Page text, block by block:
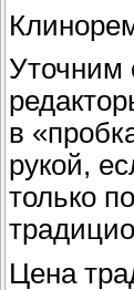
Уточним
в
рукой,
только
Цена